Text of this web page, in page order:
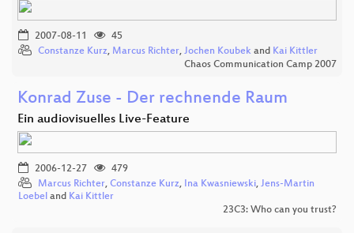
2007-08-11
45
Constanze Kurz, Marcus Richter, Jochen Koubek and Kai Kittler
Chaos Communication Camp 2007
Konrad Zuse - Der rechnende Raum
Ein audiovisuelles Live-Feature
2006-12-27
479
Marcus Richter, Constanze Kurz, Ina Kwasniewski, Jens-Martin
Loebel and Kai Kittler
23C3: Who can you trust?